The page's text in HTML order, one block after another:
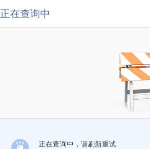
正在查询中
正在查询中，请刷新重试